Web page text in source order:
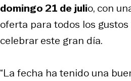
domingo 21 de julio, con
oferta para todos los
celebrar este gran día.
“La fecha ha tenido una